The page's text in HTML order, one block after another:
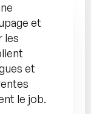
et
les
et
le job.